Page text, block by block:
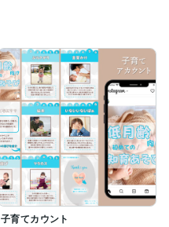
子育てカウント